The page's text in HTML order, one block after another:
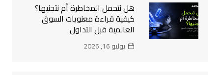
هل نتحمل المخاطرة أم نتجنبها؟
كيفية قراءة معنويات السوق
العالمية قبل التداول
يوليو 16, 2026